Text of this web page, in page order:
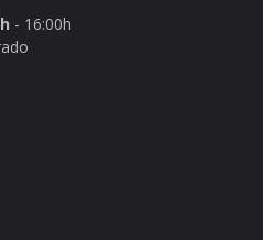
- 16:00h